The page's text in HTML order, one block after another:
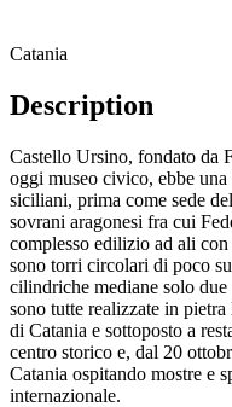
Catania
Description
Castello Ursino, fondato da
oggi museo civico, ebbe
siciliani, prima come sede
sovrani aragonesi fra cui
complesso edilizio ad ali
sono torri circolari di poco
cilindriche mediane solo
sono tutte realizzate in
di Catania e sottoposto a
centro storico e, dal 20
Catania ospitando mostre e
internazionale.